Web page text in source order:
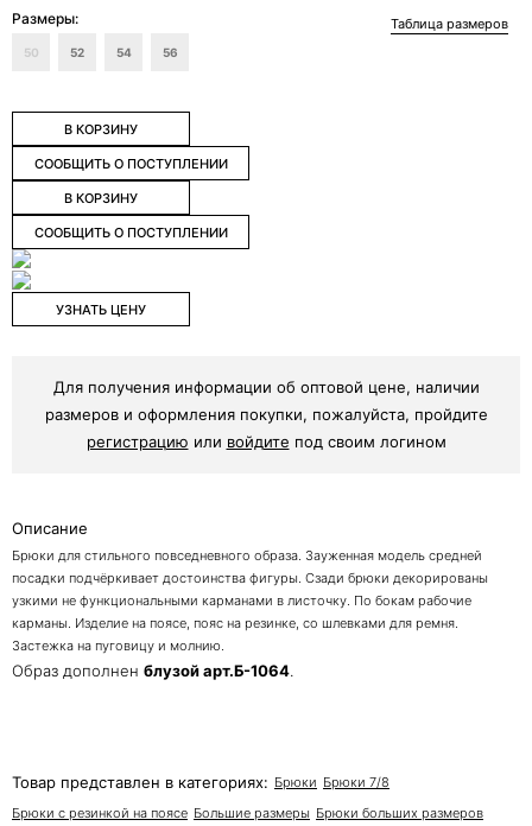
Размеры:
50 52 54 56
В КОРЗИНУ
СООБЩИТЬ О ПОСТУПЛЕНИИ
Таблица размеров
В КОРЗИНУ
СООБЩИТЬ О ПОСТУПЛЕНИИ
УЗНАТЬ ЦЕНУ
Для получения информации об оптовой цене, наличии
размеров и оформления покупки, пожалуйста, пройдите
регистрацию или войдите под своим логином
Описание
Брюки для стильного повседневного образа. Зауженная модель средней
посадки подчёркивает достоинства фигуры. Сзади брюки декорированы
узкими не функциональными карманами в листочку. По бокам рабочие
карманы. Изделие на поясе, пояс на резинке, со шлевками для ремня.
Застежка на пуговицу и молнию.
Образ дополнен блузой арт.Б-1064.
Товар представлен в категориях: Брюки Брюки 7/8
Брюки с резинкой на поясе Большие размеры Брюки больших размеров